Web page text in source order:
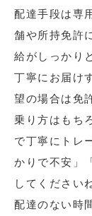
配達手段は専
舗や所持免許
給がしっかり
丁寧にお届け
望の場合は免
乗り方はもち
で丁寧にトレ
かりで不安」
してください
配達のない時